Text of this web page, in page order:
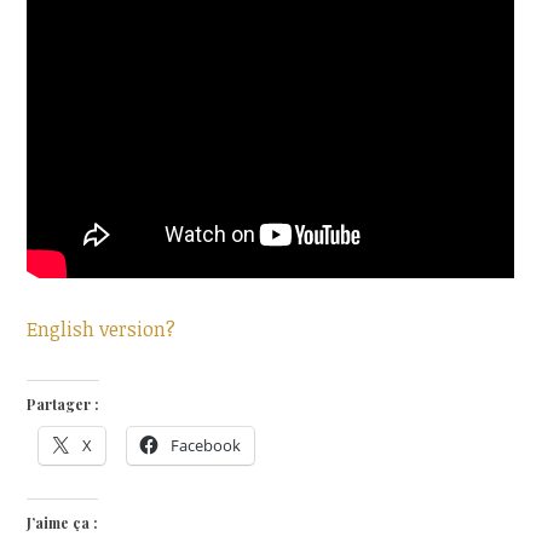
English version?
Partager :
X Facebook
J’aime ça :